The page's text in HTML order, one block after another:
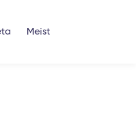
Meist